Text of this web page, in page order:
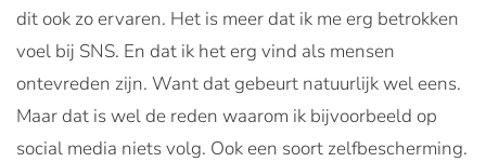
dit ook zo ervaren. Het is meer dat ik me erg betrokken
voel bij SNS. En dat ik het erg vind als mensen
ontevreden zijn. Want dat gebeurt natuurlijk wel eens.
Maar dat is wel de reden waarom ik bijvoorbeeld op
social media niets volg. Ook een soort zelfbescherming.